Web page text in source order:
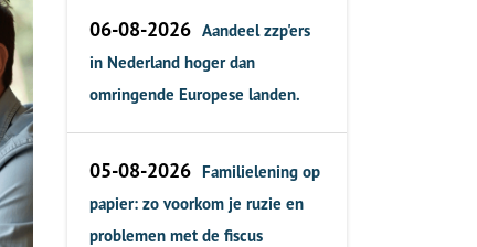
06-08-2026 Aandeel zzp'ers
in Nederland hoger dan
omringende Europese landen.
05-08-2026 Familielening op
papier: zo voorkom je ruzie en
problemen met de fiscus